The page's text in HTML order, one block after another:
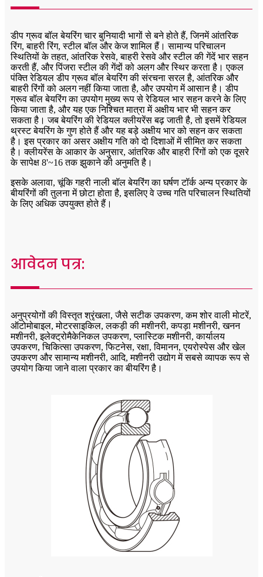
डीप ग्रूव बॉल बेयरिंग चार बुनियादी भागों से बने होते हैं, जिनमें आंतरिक
रिंग, बाहरी रिंग, स्टील बॉल और केज शामिल हैं। सामान्य परिचालन
स्थितियों के तहत, आंतरिक रेसवे, बाहरी रेसवे और स्टील की गेंदें भार सहन
करती हैं, और पिंजरा स्टील की गेंदों को अलग और स्थिर करता है। एकल
पंक्ति रेडियल डीप ग्रूव बॉल बेयरिंग की संरचना सरल है, आंतरिक और
बाहरी रिंगों को अलग नहीं किया जाता है, और उपयोग में आसान है। डीप
ग्रूव बॉल बेयरिंग का उपयोग मुख्य रूप से रेडियल भार सहन करने के लिए
किया जाता है, और यह एक निश्चित मात्रा में अक्षीय भार भी सहन कर
सकता है। जब बेयरिंग की रेडियल क्लीयरेंस बढ़ जाती है, तो इसमें रेडियल
थ्रस्ट बेयरिंग के गुण होते हैं और यह बड़े अक्षीय भार को सहन कर सकता
है। इस प्रकार का असर अक्षीय गति को दो दिशाओं में सीमित कर सकता
है। क्लीयरेंस के आकार के अनुसार, आंतरिक और बाहरी रिंगों को एक दूसरे
के सापेक्ष 8'~16 तक झुकाने की अनुमति है।
इसके अलावा, चूंकि गहरी नाली बॉल बेयरिंग का घर्षण टॉर्क अन्य प्रकार के
बीयरिंगों की तुलना में छोटा होता है, इसलिए वे उच्च गति परिचालन स्थितियों
के लिए अधिक उपयुक्त होते हैं।
आवेदन पत्र:
अनुप्रयोगों की विस्तृत श्रृंखला, जैसे सटीक उपकरण, कम शोर वाली मोटरें,
ऑटोमोबाइल, मोटरसाइकिल, लकड़ी की मशीनरी, कपड़ा मशीनरी, खनन
मशीनरी, इलेक्ट्रोमैकेनिकल उपकरण, प्लास्टिक मशीनरी, कार्यालय
उपकरण, चिकित्सा उपकरण, फिटनेस, रक्षा, विमानन, एयरोस्पेस और खेल
उपकरण और सामान्य मशीनरी, आदि, मशीनरी उद्योग में सबसे व्यापक रूप से
उपयोग किया जाने वाला प्रकार का बीयरिंग है।